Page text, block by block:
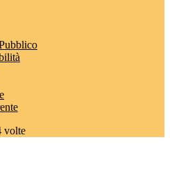
volte